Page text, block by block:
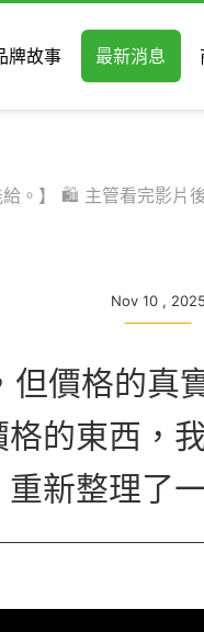
牌故事 最新消息
。】 🛍️ 主管看完影
Nov 10 , 2025
但價格的
的東西，
重新整理了